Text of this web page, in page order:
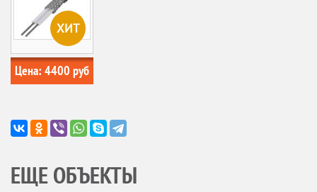
ХИТ
Цена: 4400 руб
ЕЩЕ ОБЪЕКТЫ